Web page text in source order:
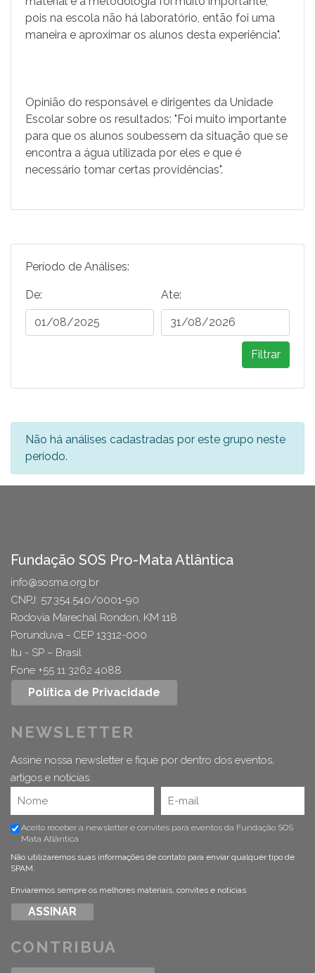
pois na escola não há laboratório, então foi uma
maneira e aproximar os alunos desta experiência".
Opinião do responsável e dirigentes da Unidade
Escolar sobre os resultados: "Foi muito importante
para que os alunos soubessem da situação que se
encontra a água utilizada por eles e que é
necessário tomar certas providências".
Período de Análises:
De: Ate:
Filtrar
Não há análises cadastradas por este grupo neste
período.
Fundação SOS Pro-Mata Atlântica
info@sosma.org.br
CNPJ: 57.354.540/0001-90
Rodovia Marechal Rondon, KM 118
Porunduva - CEP 13312-000
Itu - SP – Brasil
Fone +55 11 3262 4088
Política de Privacidade
NEWSLETTER
Assine nossa newsletter e fique por dentro dos eventos,
artigos e notícias.
Aceito receber a newsletter e convites para eventos da Fundação SOS
Mata Atlântica
Não utilizaremos suas informações de contato para enviar qualquer tipo de
SPAM.
Enviaremos sempre os melhores materiais, convites e notícias
CONTRIBUA